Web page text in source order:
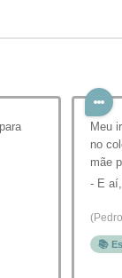
Meu
no
mãe
- E
📚